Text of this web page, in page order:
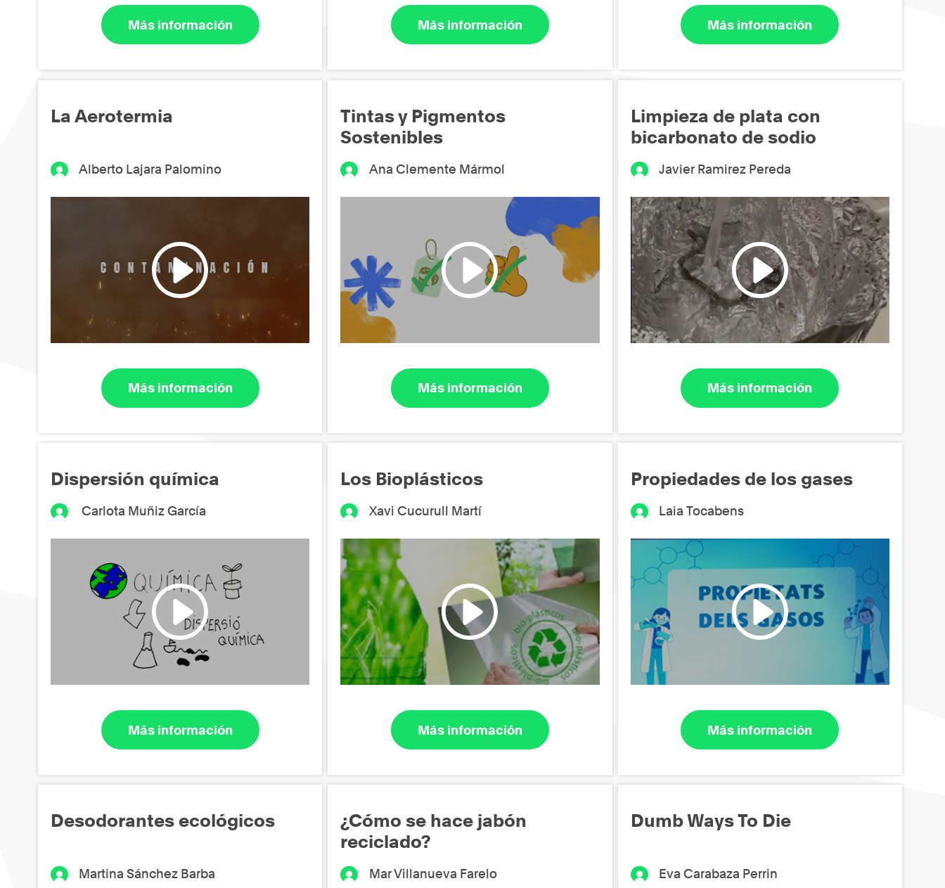
Más información Más información Más información
La Aerotermia
Alberto Lajara Palomino
Más información
Tintas y Pigmentos
Sostenibles
Ana Clemente Mármol
Más información
Limpieza de plata con
bicarbonato de sodio
Javier Ramirez Pereda
Más información
Dispersión química
Carlota Muñiz García
Más información
Los Bioplásticos
Xavi Cucurull Martí
Más información
Propiedades de los gases
Laia Tocabens
Más información
Desodorantes ecológicos
Martina Sánchez Barba
¿Cómo se hace jabón
reciclado?
Mar Villanueva Farelo
Dumb Ways To Die
Eva Carabaza Perrin